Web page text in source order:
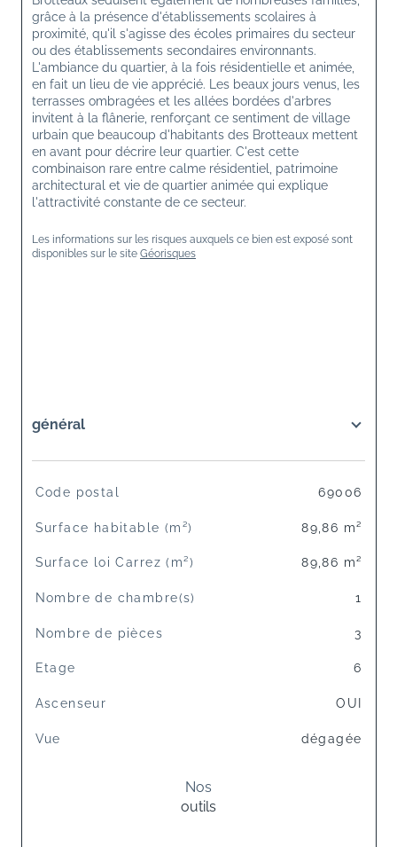
grâce à la présence d'établissements scolaires à
proximité, qu'il s'agisse des écoles primaires du secteur
ou des établissements secondaires environnants.
L'ambiance du quartier, à la fois résidentielle et animée,
en fait un lieu de vie apprécié. Les beaux jours venus, les
terrasses ombragées et les allées bordées d'arbres
invitent à la flânerie, renforçant ce sentiment de village
urbain que beaucoup d'habitants des Brotteaux mettent
en avant pour décrire leur quartier. C'est cette
combinaison rare entre calme résidentiel, patrimoine
architectural et vie de quartier animée qui explique
l'attractivité constante de ce secteur.
Les informations sur les risques auxquels ce bien est exposé sont
disponibles sur le site Géorisques
général
TRAD_SIROCCO_Caracteristique
Code postal 69006
Surface habitable (m²) 89,86 m²
Surface loi Carrez (m²) 89,86 m²
Nombre de chambre(s) 1
Nombre de pièces 3
Etage 6
Ascenseur OUI
Vue dégagée
Nos
outils